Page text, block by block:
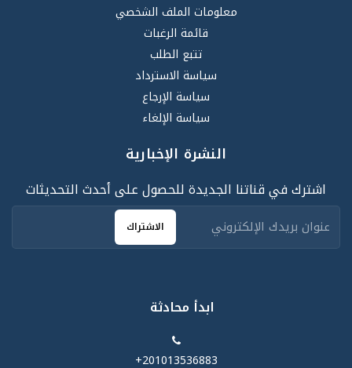
معلومات الملف الشخصي
قائمة الرغبات
تتبع الطلب
سياسة الاسترداد
سياسة الإرجاع
سياسة الإلغاء
النشرة الإخبارية
اشترك في قناتنا الجديدة للحصول على أحدث التحديثات
الاشتراك
ابدأ محادثة
‪+201013536883‬